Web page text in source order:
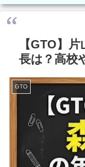
【GTO】
長は？高校
GTO